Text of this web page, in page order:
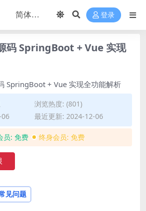
登录
码 SpringBoot + Vue 实现
浏览热度: (801)
最近更新: 2024-12-06
员: 免费 终身会员: 免费
见问题